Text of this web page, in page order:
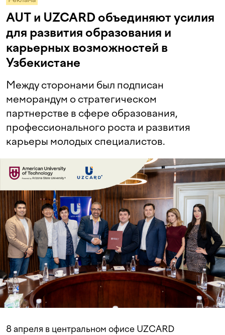
AUT и UZCARD объединяют усилия
для развития образования и
карьерных возможностей в
Узбекистане
Между сторонами был подписан
меморандум о стратегическом
партнерстве в сфере образования,
профессионального роста и развития
карьеры молодых специалистов.
8 апреля в центральном офисе UZCARD